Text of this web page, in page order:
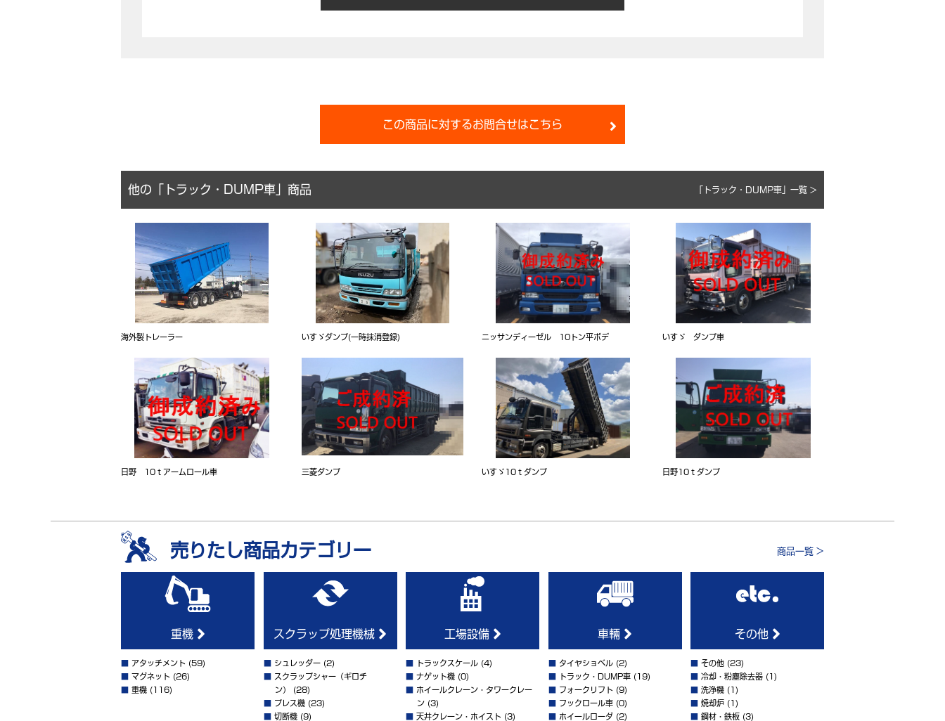
この商品に対するお問合せはこちら
他の「トラック・DUMP車」商品 「トラック・DUMP車」一覧 >
海外製トレーラー いすゞダンプ(一時抹消登録) ニッサンディーゼル 10トン平ボデ いすゞ ダンプ車
日野 10ｔアームロール車 三菱ダンプ いすゞ10ｔダンプ 日野10ｔダンプ
売りたし商品カテゴリー 商品一覧 >
重機
アタッチメント (59)
マグネット (26)
重機 (116)
スクラップ処理機械
シュレッダー(2)
スクラップシャー（ギロチ
ン）
(28)
プレス機(23)
切断機(9)
工場設備
トラックスケール (4)
ナゲット機 (0)
ホイールクレーン・タワークレー
ン (3)
天井クレーン・ホイスト (3)
車輛
タイヤショベル(2)
トラック・DUMP車(19)
フォークリフト (9)
フックロール車(0)
ホイールローダ(2)
その他
その他 (23)
冷却・粉塵除去器 (1)
洗浄機 (1)
焼却炉 (1)
鋼材・鉄板 (3)